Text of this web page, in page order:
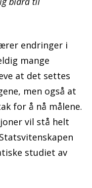
endringer i
mange
at det settes
men også at
for å nå målene.
vil stå helt
studiet av